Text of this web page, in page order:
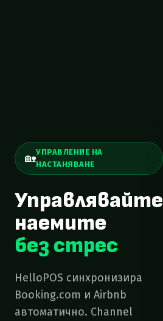
🏡УПРАВЛЕНИЕ НА
НАСТАНЯВАНЕ
Управлявайте
наемите
без стрес
HelloPOS синхронизира
Booking.com и Airbnb
автоматично. Channel